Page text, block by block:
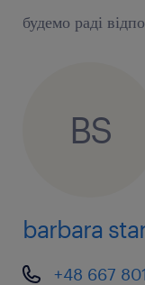
будемо раді
BS
barbara
+48 667